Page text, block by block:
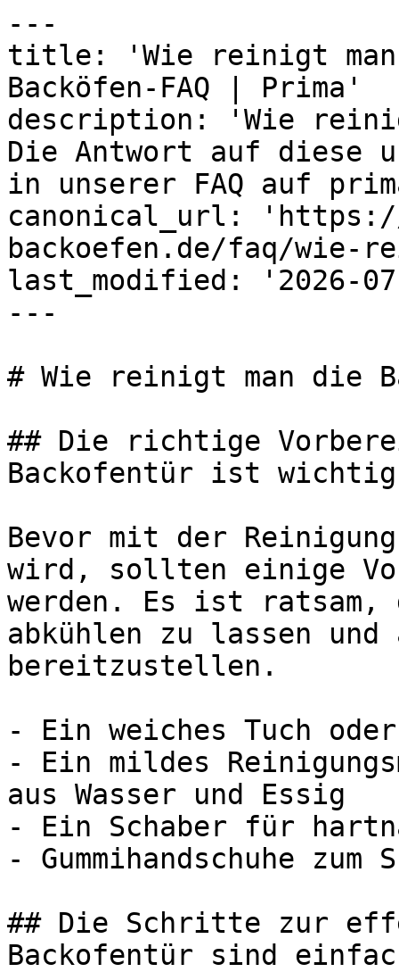
---
title: 'Wie reinigt man
Backöfen-FAQ | Prima'
description: 'Wie
Die Antwort auf diese
in unserer FAQ auf
canonical_url: 'https://
backoefen.de/faq/wie-
last_modified: '2026-
---
# Wie reinigt man die
## Die richtige
Backofentür ist wichtig
Bevor mit der
wird, sollten einige
werden. Es ist ratsam,
abkühlen zu lassen
bereitzustellen.
- Ein weiches Tuch oder
- Ein mildes
aus Wasser und Essig
- Ein Schaber für
- Gummihandschuhe zum
## Die Schritte zur
Backofentür sind